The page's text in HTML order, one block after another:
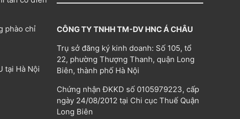
phào chỉ
tại Hà Nội
CÔNG TY TNHH TM-DV HNC Á CHÂU
Trụ sở đăng ký kinh doanh: Số 105, tổ
22, phường Thượng Thanh, quận Long
Biên, thành phố Hà Nội
Chứng nhận ĐKKD số 0105979223, cấp
ngày 24/08/2012 tại Chi cục Thuế Quận
Long Biên